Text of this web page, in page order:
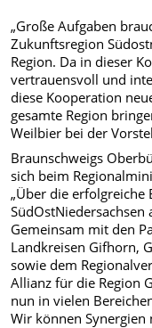
„Große Aufgaben
Zukunftsregion
Region. Da in dieser
vertrauensvoll und
diese Kooperation
gesamte Region
Weilbier bei der
Braunschweigs
sich beim
„Über die
Gemeinsam mit den
Landkreisen Gifhorn,
sowie dem
Allianz für die Region
nun in vielen
Wir können